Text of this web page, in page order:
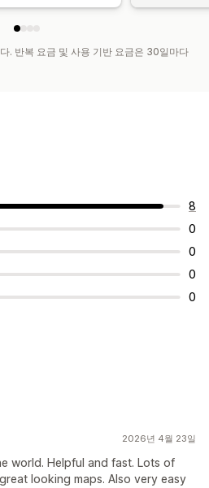
. 반복 요금 및 사용 기반 요금은 30일마다
8
0
0
0
0
2026년 4월 23일
world. Helpful and fast. Lots of
looking maps. Also very easy